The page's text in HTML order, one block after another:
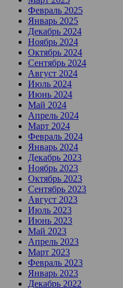
Февраль 2025
Январь 2025
Декабрь 2024
Ноябрь 2024
Октябрь 2024
Сентябрь 2024
Август 2024
Июль 2024
Июнь 2024
Май 2024
Апрель 2024
Март 2024
Февраль 2024
Январь 2024
Декабрь 2023
Ноябрь 2023
Октябрь 2023
Сентябрь 2023
Август 2023
Июль 2023
Июнь 2023
Май 2023
Апрель 2023
Март 2023
Февраль 2023
Январь 2023
Декабрь 2022